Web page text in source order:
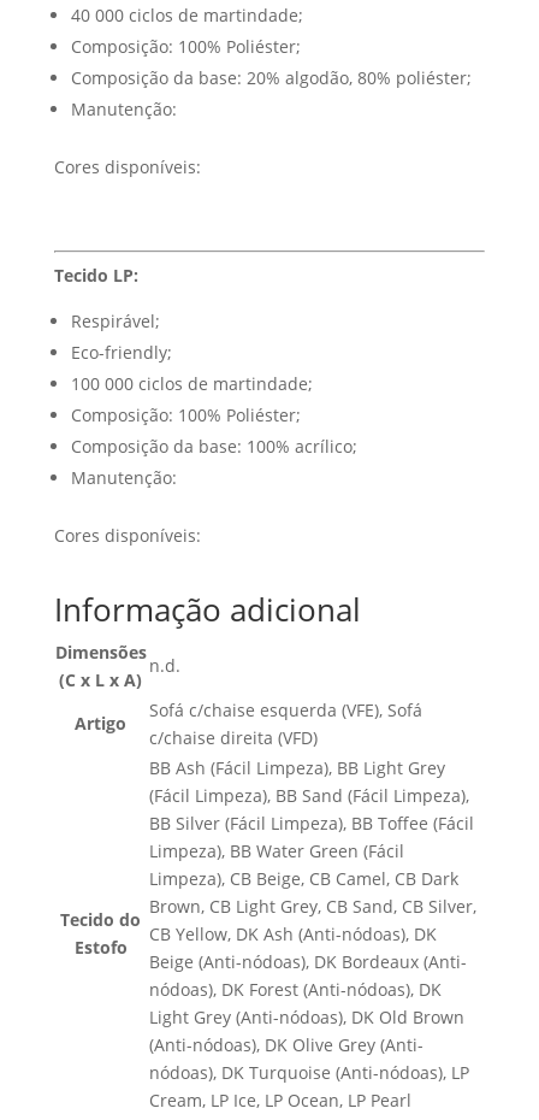
40 000 ciclos de martindade;
Composição: 100% Poliéster;
Composição da base: 20% algodão, 80% poliéster;
Manutenção:
Cores disponíveis:
Tecido LP:
Respirável;
Eco-friendly;
100 000 ciclos de martindade;
Composição: 100% Poliéster;
Composição da base: 100% acrílico;
Manutenção:
Cores disponíveis:
Informação adicional
Dimensões
(C x L x A)
n.d.
Artigo
Sofá c/chaise esquerda (VFE), Sofá
c/chaise direita (VFD)
Tecido do
Estofo
BB Ash (Fácil Limpeza), BB Light Grey
(Fácil Limpeza), BB Sand (Fácil Limpeza),
BB Silver (Fácil Limpeza), BB Toffee (Fácil
Limpeza), BB Water Green (Fácil
Limpeza), CB Beige, CB Camel, CB Dark
Brown, CB Light Grey, CB Sand, CB Silver,
CB Yellow, DK Ash (Anti-nódoas), DK
Beige (Anti-nódoas), DK Bordeaux (Anti-
nódoas), DK Forest (Anti-nódoas), DK
Light Grey (Anti-nódoas), DK Old Brown
(Anti-nódoas), DK Olive Grey (Anti-
nódoas), DK Turquoise (Anti-nódoas), LP
Cream, LP Ice, LP Ocean, LP Pearl